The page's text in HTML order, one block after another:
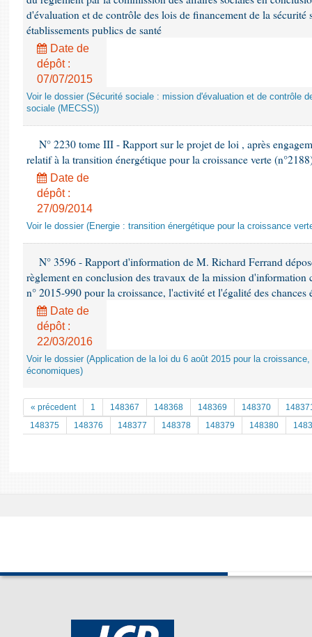
d'évaluation et de contrôle des lois de financement de la sécurité
établissements publics de santé
Date de
dépôt :
07/07/2015
Voir le dossier (Sécurité sociale : mission d'évaluation et de contrôle
sociale (MECSS))
N° 2230 tome III - Rapport sur le projet de loi , après
relatif à la transition énergétique pour la croissance verte
Date de
dépôt :
27/09/2014
Voir le dossier (Energie : transition énergétique pour la croissance
N° 3596 - Rapport d'information de M. Richard Ferrand
règlement en conclusion des travaux de la mission
n° 2015-990 pour la croissance, l'activité et l'égalité des chances
Date de
dépôt :
22/03/2016
Voir le dossier (Application de la loi du 6 août 2015 pour la
économiques)
« précedent 1 148367 148368 148369 148370
148375
148376 148377 148378 148379 148380